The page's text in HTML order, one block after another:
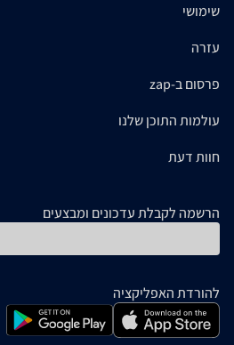
שימושי
עזרה
פרסום ב-zap
עולמות התוכן שלנו
חוות דעת
הרשמה לקבלת עדכונים ומבצעים
להורדת האפליקציה